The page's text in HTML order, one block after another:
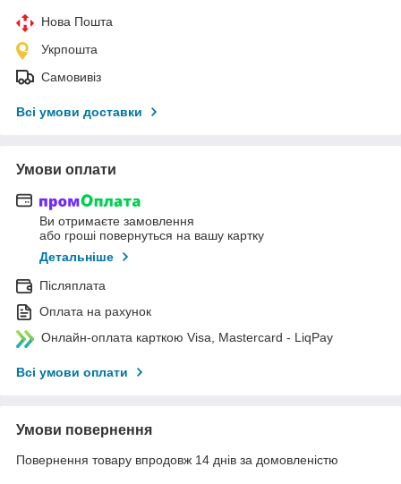
Нова Пошта
Укрпошта
Самовивіз
Всі умови доставки
Умови оплати
Ви отримаєте замовлення
або гроші повернуться на вашу картку
Детальніше
Післяплата
Оплата на рахунок
Онлайн-оплата карткою Visa, Mastercard - LiqPay
Всі умови оплати
Умови повернення
Повернення товару впродовж 14 днів за домовленістю